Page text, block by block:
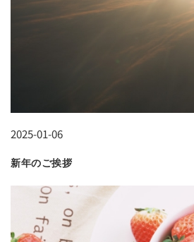
2025-01-06
新年のご挨拶